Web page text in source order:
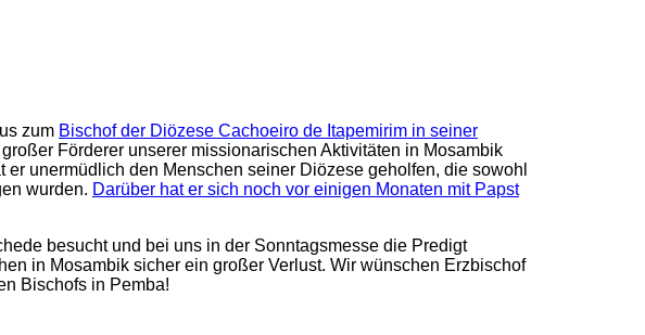
zum Bischof der Diözese Cachoeiro de Itapemirim in seiner
Förderer unserer missionarischen Aktivitäten in Mosambik
unermüdlich den Menschen seiner Diözese geholfen, die sowohl
wurden. Darüber hat er sich noch vor einigen Monaten mit Papst
besucht und bei uns in der Sonntagsmesse die Predigt
in Mosambik sicher ein großer Verlust. Wir wünschen Erzbischof
Bischofs in Pemba!